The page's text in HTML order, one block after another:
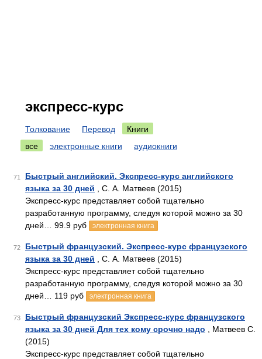
экспресс-курс
Толкование Перевод
Книги
все
электронные книги аудиокниги
71
Быстрый английский. Экспресс-курс английского
языка за 30 дней , С. А. Матвеев (2015)
Экспресс-курс представляет собой тщательно
разработанную программу, следуя которой можно за 30
дней… 99.9 руб
электронная книга
72
Быстрый французский. Экспресс-курс французского
языка за 30 дней , С. А. Матвеев (2015)
Экспресс-курс представляет собой тщательно
разработанную программу, следуя которой можно за 30
дней… 119 руб
электронная книга
73
Быстрый французский Экспресс-курс французского
языка за 30 дней Для тех кому срочно надо , Матвеев С.
(2015)
Экспресс-курс представляет собой тщательно